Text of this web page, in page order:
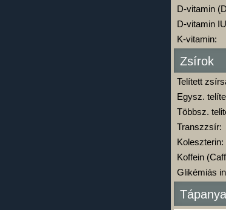
D-vitamin
D-vitamin
K-vitamin:
Zsírok
Telített
Egysz.
Többsz.
Transzzsír:
Koleszterin:
Koffein
Glikémiás